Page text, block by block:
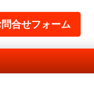
合せフォーム